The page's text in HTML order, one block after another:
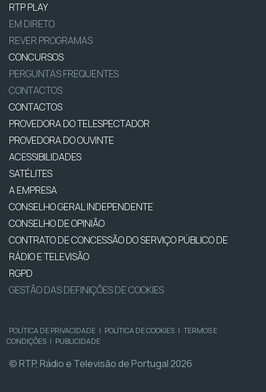
RTP PLAY
EM DIRETO
REVER PROGRAMAS
CONCURSOS
PERGUNTAS FREQUENTES
CONTACTOS
CONTACTOS
PROVEDORA DO TELESPECTADOR
PROVEDORA DO OUVINTE
ACESSIBILIDADES
SATÉLITES
A EMPRESA
CONSELHO GERAL INDEPENDENTE
CONSELHO DE OPINIÃO
CONTRATO DE CONCESSÃO DO SERVIÇO PÚBLICO DE
RÁDIO E TELEVISÃO
RGPD
GESTÃO DAS DEFINIÇÕES DE COOKIES
POLÍTICA DE PRIVACIDADE | POLÍTICA DE COOKIES | TERMOS E
CONDIÇÕES | PUBLICIDADE
© RTP, Rádio e Televisão de Portugal 2026